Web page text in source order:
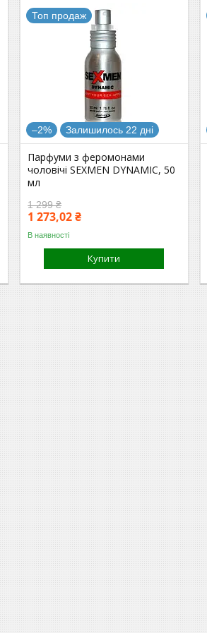
Топ продаж
–2% Залишилось 22 дні
Парфуми з феромонами
чоловічі SEXMEN DYNAMIC, 50
мл
1 299 ₴
1 273,02 ₴
В наявності
Купити